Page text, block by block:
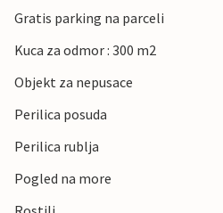
Gratis parking na parceli
Kuca za odmor : 300 m2
Objekt za nepusace
Perilica posuda
Perilica rublja
Pogled na more